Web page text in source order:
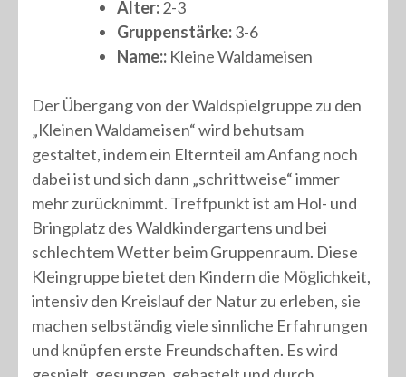
Alter:2-3
Gruppenstärke:3-6
Name:: Kleine Waldameisen
Der Übergang von der Waldspielgruppe zu den
„Kleinen Waldameisen“ wird behutsam
gestaltet, indem ein Elternteil am Anfang noch
dabei ist und sich dann „schrittweise“ immer
mehr zurücknimmt. Treffpunkt ist am Hol- und
Bringplatz des Waldkindergartens und bei
schlechtem Wetter beim Gruppenraum. Diese
Kleingruppe bietet den Kindern die Möglichkeit,
intensiv den Kreislauf der Natur zu erleben, sie
machen selbständig viele sinnliche Erfahrungen
und knüpfen erste Freundschaften. Es wird